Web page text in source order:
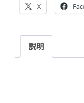
カ
ポ
X
説明